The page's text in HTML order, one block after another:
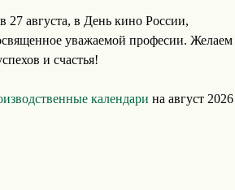
27 августа, в День кино России,
уважаемой професии. Желаем
и счастья!
календари на август 2026